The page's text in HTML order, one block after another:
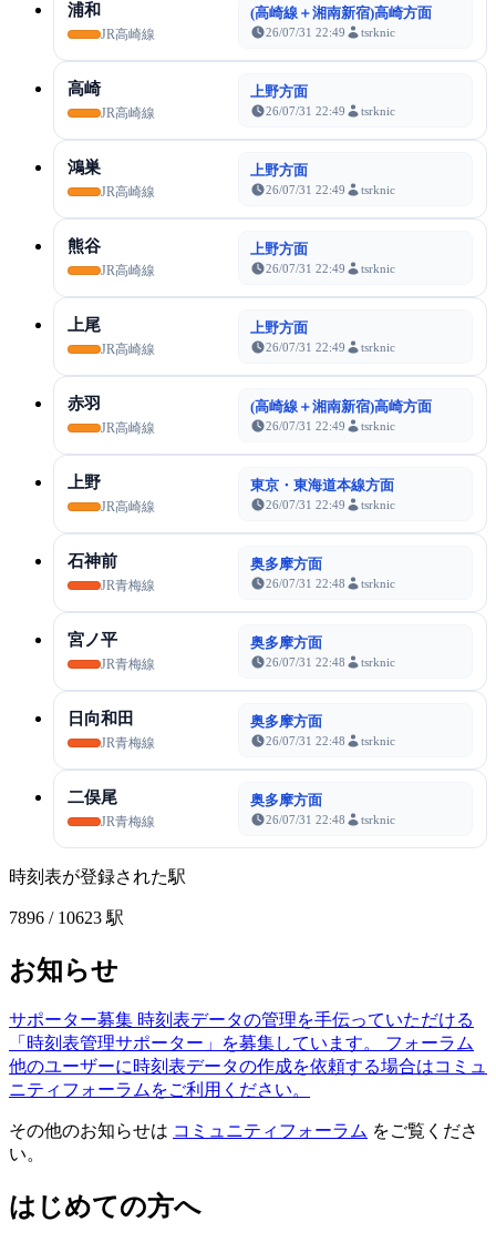
浦和
JR高崎線
(高崎線＋湘南新宿)高崎方面
26/07/31 22:49 tsrknic
高崎
JR高崎線
上野方面
26/07/31 22:49 tsrknic
鴻巣
JR高崎線
上野方面
26/07/31 22:49 tsrknic
熊谷
JR高崎線
上野方面
26/07/31 22:49 tsrknic
上尾
JR高崎線
上野方面
26/07/31 22:49 tsrknic
赤羽
JR高崎線
(高崎線＋湘南新宿)高崎方面
26/07/31 22:49 tsrknic
上野
JR高崎線
東京・東海道本線方面
26/07/31 22:49 tsrknic
石神前
JR青梅線
奥多摩方面
26/07/31 22:48 tsrknic
宮ノ平
JR青梅線
奥多摩方面
26/07/31 22:48 tsrknic
日向和田
JR青梅線
奥多摩方面
26/07/31 22:48 tsrknic
二俣尾
JR青梅線
奥多摩方面
26/07/31 22:48 tsrknic
時刻表が登録された駅
7896 / 10623 駅
お知らせ
サポーター募集 時刻表データの管理を手伝っていただける
「時刻表管理サポーター」を募集しています。
フォーラム
他のユーザーに時刻表データの作成を依頼する場合はコミュ
ニティフォーラムをご利用ください。
その他のお知らせは コミュニティフォーラム をご覧くださ
い。
はじめての方へ